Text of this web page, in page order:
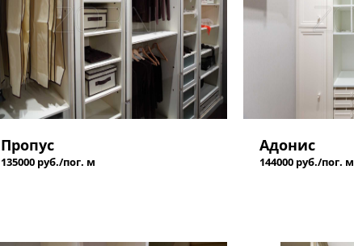
Пропус
135000 руб./пог. м
Адонис
144000 руб./пог. м